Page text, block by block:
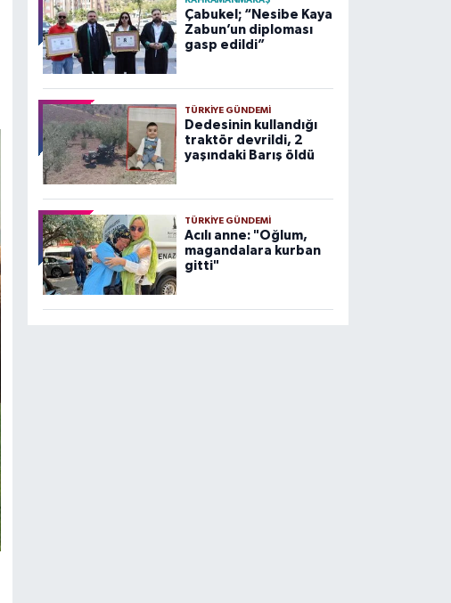
Çabukel; “Nesibe Kaya
Zabun’un diploması
gasp edildi”
TÜRKIYE GÜNDEMI
Dedesinin kullandığı
traktör devrildi, 2
yaşındaki Barış öldü
TÜRKIYE GÜNDEMI
Acılı anne: "Oğlum,
magandalara kurban
gitti"